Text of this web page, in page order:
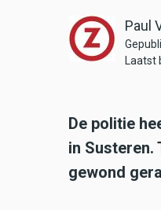
Paul
Laatst
De politie
in Susteren.
gewond